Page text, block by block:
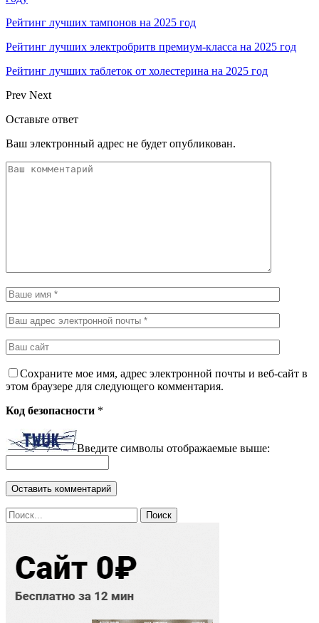
Рейтинг лучших тампонов на 2025 год
Рейтинг лучших электробритв премиум-класса на 2025 год
Рейтинг лучших таблеток от холестерина на 2025 год
Prev Next
Оставьте ответ
Ваш электронный адрес не будет опубликован.
Сохраните мое имя, адрес электронной почты и веб-сайт в
этом браузере для следующего комментария.
Код безопасности *
Введите символы отображаемые выше: